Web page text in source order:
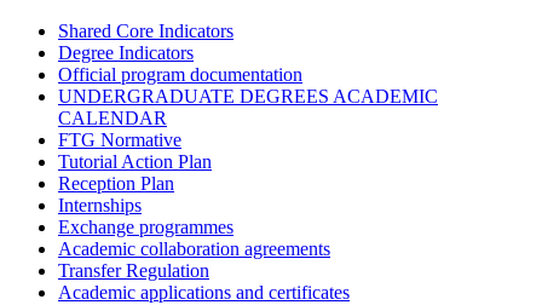
Shared Core Indicators
Degree Indicators
Official program documentation
UNDERGRADUATE DEGREES ACADEMIC
CALENDAR
FTG Normative
Tutorial Action Plan
Reception Plan
Internships
Exchange programmes
Academic collaboration agreements
Transfer Regulation
Academic applications and certificates